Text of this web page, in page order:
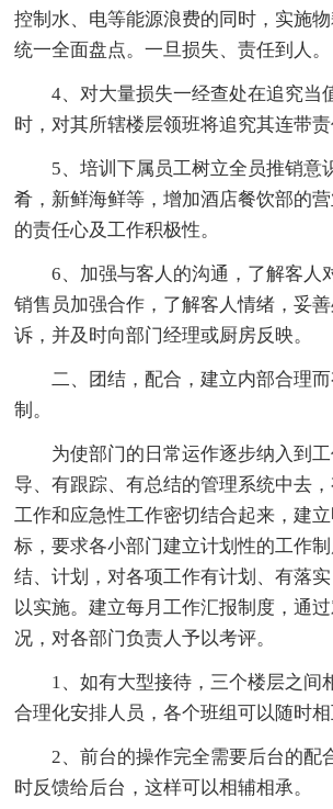
控制水、电等能源浪费的同时，实施物
统一全面盘点。一旦损失、责任到人。
4、对大量损失一经查处在追究当
时，对其所辖楼层领班将追究其连带责
5、培训下属员工树立全员推销意
肴，新鲜海鲜等，增加酒店餐饮部的
的责任心及工作积极性。
6、加强与客人的沟通，了解客人
销售员加强合作，了解客人情绪，妥
诉，并及时向部门经理或厨房反映。
二、团结，配合，建立内部合理
制。
为使部门的日常运作逐步纳入到
导、有跟踪、有总结的管理系统中去
工作和应急性工作密切结合起来，建
标，要求各小部门建立计划性的工作
结、计划，对各项工作有计划、有落
以实施。建立每月工作汇报制度，通
况，对各部门负责人予以考评。
1、如有大型接待，三个楼层之间
合理化安排人员，各个班组可以随时相
2、前台的操作完全需要后台的配
时反馈给后台，这样可以相辅相承。